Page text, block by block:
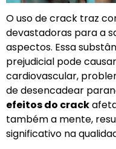
O uso de crack traz
devastadoras para a
aspectos. Essa
prejudicial pode
cardiovascular,
de desencadear
efeitos do crack
também a mente,
significativo na